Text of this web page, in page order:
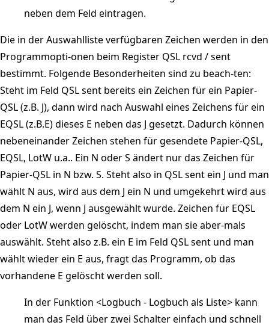
neben dem Feld eintragen.
Die in der Auswahlliste verfügbaren Zeichen werden in den
Programmopti-onen beim Register QSL rcvd / sent
bestimmt. Folgende Besonderheiten sind zu beach-ten:
Steht im Feld QSL sent bereits ein Zeichen für ein Papier-
QSL (z.B. J), dann wird nach Auswahl eines Zeichens für ein
EQSL (z.B.E) dieses E neben das J gesetzt. Dadurch können
nebeneinander Zeichen stehen für gesendete Papier-QSL,
EQSL, LotW u.a.. Ein N oder S ändert nur das Zeichen für
Papier-QSL in N bzw. S. Steht also in QSL sent ein J und man
wählt N aus, wird aus dem J ein N und umgekehrt wird aus
dem N ein J, wenn J ausgewählt wurde. Zeichen für EQSL
oder LotW werden gelöscht, indem man sie aber-mals
auswählt. Steht also z.B. ein E im Feld QSL sent und man
wählt wieder ein E aus, fragt das Programm, ob das
vorhandene E gelöscht werden soll.
In der Funktion <Logbuch - Logbuch als Liste> kann
man das Feld über zwei Schalter einfach und schnell